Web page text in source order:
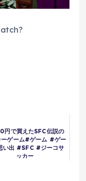
円で買えたSFC伝説の
ーゲーム#ゲーム #ゲー
い出 #SFC #ジーコサ
ッカー